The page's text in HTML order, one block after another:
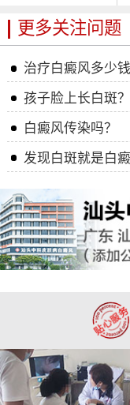
更多关注问题
治疗白癜风多少钱
孩子脸上长白斑？
白癜风传染吗？
发现白斑就是白癜